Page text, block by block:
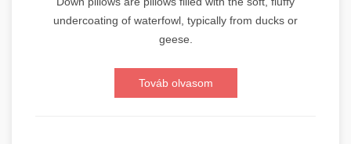
undercoating of waterfowl, typically from ducks or
geese.
Továb olvasom